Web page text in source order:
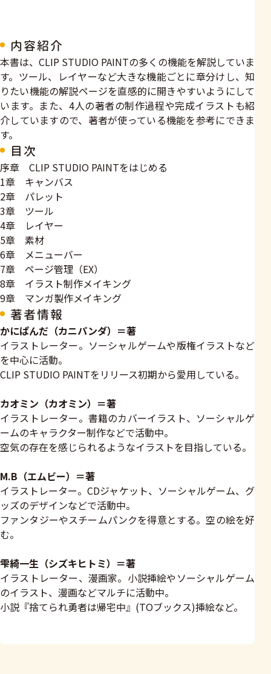
内容紹介
本書は、CLIP STUDIO PAINTの多くの機能を解説していま
す。ツール、レイヤーなど大きな機能ごとに章分けし、知
りたい機能の解説ページを直感的に開きやすいようにして
います。また、4人の著者の制作過程や完成イラストも紹
介していますので、著者が使っている機能を参考にできま
す。
目次
序章 CLIP STUDIO PAINTをはじめる
1章 キャンバス
2章 パレット
3章 ツール
4章 レイヤー
5章 素材
6章 メニューバー
7章 ページ管理（EX）
8章 イラスト制作メイキング
9章 マンガ製作メイキング
著者情報
かにぱんだ（カニパンダ）＝著
イラストレーター。ソーシャルゲームや版権イラストなど
を中心に活動。
CLIP STUDIO PAINTをリリース初期から愛用している。
カオミン（カオミン）＝著
イラストレーター。書籍のカバーイラスト、ソーシャルゲ
ームのキャラクター制作などで活動中。
空気の存在を感じられるようなイラストを目指している。
M.B（エムビー）＝著
イラストレーター。CDジャケット、ソーシャルゲーム、グ
ッズのデザインなどで活動中。
ファンタジーやスチームパンクを得意とする。空の絵を好
む。
雫綺一生（シズキヒトミ）＝著
イラストレーター、漫画家。小説挿絵やソーシャルゲーム
のイラスト、漫画などマルチに活動中。
小説『捨てられ勇者は帰宅中』(TOブックス)挿絵など。